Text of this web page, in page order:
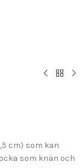
cm) som kan
som knän och